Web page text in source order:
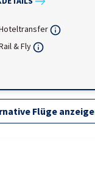
& Fly
Flüge